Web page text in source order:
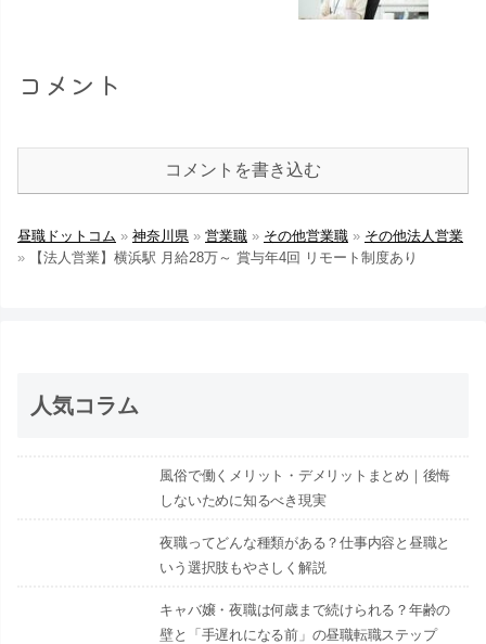
コメント
コメントを書き込む
昼職ドットコム » 神奈川県 » 営業職 » その他営業職 » その他法人営業
»
【法人営業】横浜駅 月給28万～ 賞与年4回 リモート制度あり
人気コラム
風俗で働くメリット・デメリットまとめ｜後悔
しないために知るべき現実
夜職ってどんな種類がある？仕事内容と昼職と
いう選択肢もやさしく解説
キャバ嬢・夜職は何歳まで続けられる？年齢の
壁と「手遅れになる前」の昼職転職ステップ